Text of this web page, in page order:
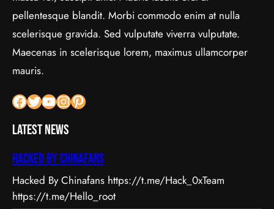
pellentesque blandit. Morbi commodo enim at nulla
scelerisque gravida. Sed vulputate viverra vulputate.
Maecenas in scelerisque lorem, maximus ullamcorper
mauris.
Facebook Twitter YouTube InstagramPinterest
Latest News
Hacked by Chinafans
Hacked By Chinafans https://t.me/Hack_0xTeam
https://t.me/Hello_root